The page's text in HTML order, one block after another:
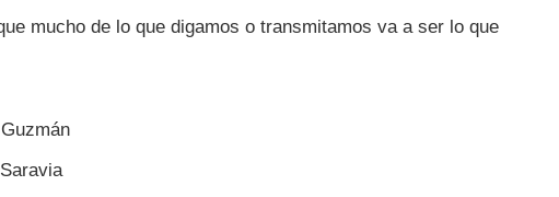
mucho de lo que digamos o transmitamos va a ser lo que